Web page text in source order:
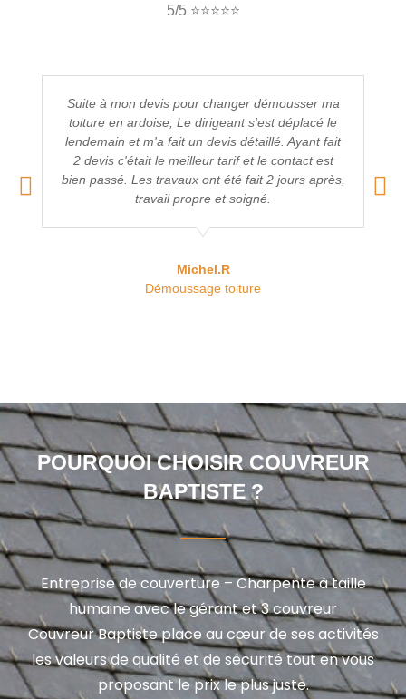
5/5 ⭐⭐⭐⭐⭐
Suite à mon devis pour changer démousser ma
toiture en ardoise, Le dirigeant s'est déplacé le
lendemain et m'a fait un devis détaillé. Ayant fait
2 devis c'était le meilleur tarif et le contact est
bien passé. Les travaux ont été fait 2 jours après,
travail propre et soigné.
Michel.R
Démoussage toiture
POURQUOI CHOISIR COUVREUR
BAPTISTE ?
Entreprise de couverture – Charpente à taille
humaine avec le gérant et 3 couvreur
Couvreur Baptiste place au cœur de ses activités
les valeurs de qualité et de sécurité tout en vous
proposant le prix le plus juste.